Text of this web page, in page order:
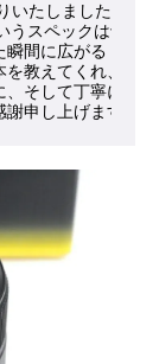
いたしました。
スペックは切っ
間に広がる「肉
を教えてくれ、
そして丁寧に扱
申し上げます。